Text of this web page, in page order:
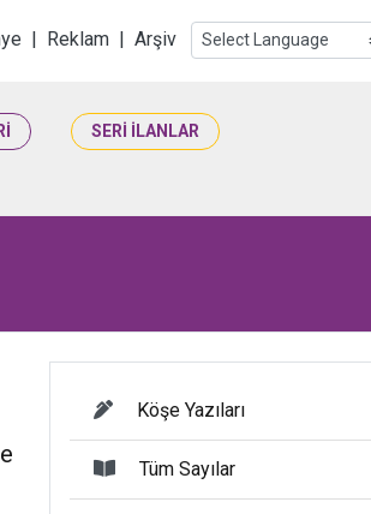
| Reklam | Arşiv
SERİ İLANLAR
Köşe Yazıları
Tüm Sayılar